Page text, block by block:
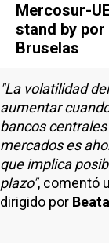
Mercosur-
stand by
Bruselas
"La volatilidad
aumentar
bancos
mercados es
que implica
plazo", comentó
dirigido por